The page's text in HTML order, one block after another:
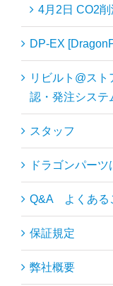
4月2日 CO2
DP-EX
リビルト@ス
認・発注システ
スタッフ
ドラゴンパー
Q&A よくある
保証規定
弊社概要